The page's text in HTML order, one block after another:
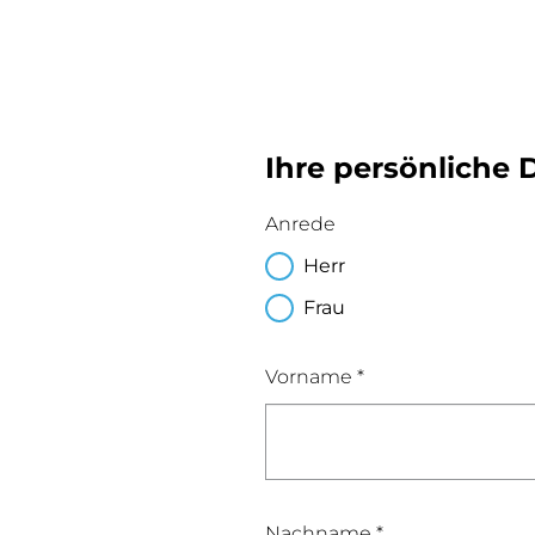
Ihre persönliche
Anrede
Herr
Frau
Vorname *